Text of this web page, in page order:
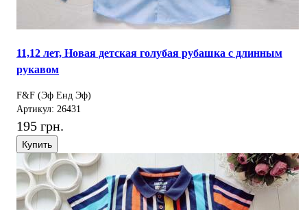
11,12 лет, Новая детская голубая рубашка с длинным
рукавом
F&F (Эф Енд Эф)
Артикул: 26431
195 грн.
Купить